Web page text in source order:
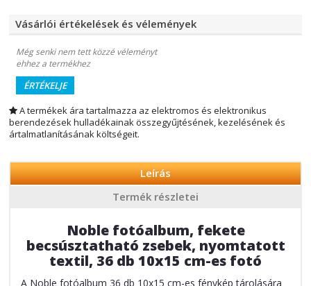
Vásárlói értékelések és vélemények
Még senki nem tett közzé véleményt
ehhez a termékhez
ÉRTÉKELJE
A termékek ára tartalmazza az elektromos és elektronikus
berendezések hulladékainak összegyűjtésének, kezelésének és
ártalmatlanításának költségeit.
Leírás
Termék részletei
Noble fotóalbum, fekete
becsúsztatható zsebek, nyomtatott
textil, 36 db 10x15 cm-es fotó
A Noble fotóalbum 36 db 10x15 cm-es fénykép tárolására